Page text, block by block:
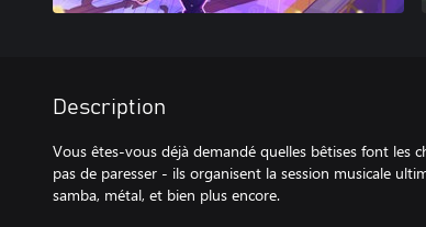
Description
Vous êtes-vous déjà demandé quelles bêtises font les
pas de paresser - ils organisent la session musicale
samba, métal, et bien plus encore.